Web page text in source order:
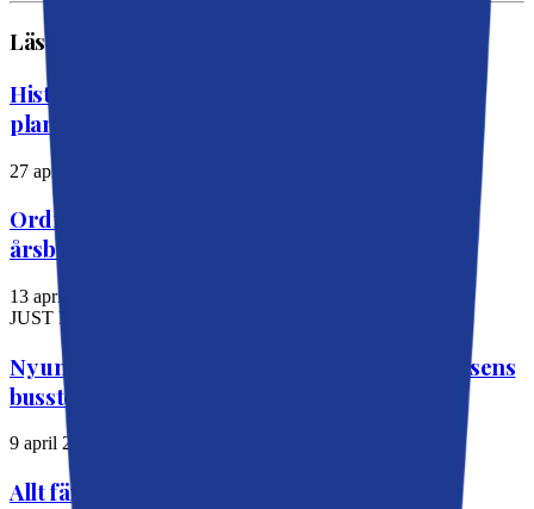
Läs också
Historiskt steg för Östlig förbindelse –
planeringen kan nu starta
27 april 2026
Ordning och reda när Nacka kommuns
årsbokslut summeras
13 april 2026
JUST NU
Ny undersökning: Kraftigt missnöje med Slussens
bussterminal
9 april 2026
Allt färre söker ekonomiskt bistånd i Nacka